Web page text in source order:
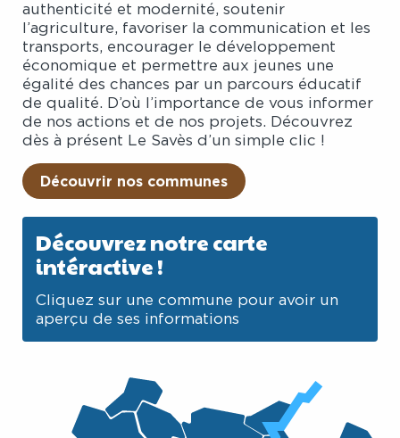
authenticité et modernité, soutenir
l’agriculture, favoriser la communication et les
transports, encourager le développement
économique et permettre aux jeunes une
égalité des chances par un parcours éducatif
de qualité. D’où l’importance de vous informer
de nos actions et de nos projets. Découvrez
dès à présent Le Savès d’un simple clic !
Découvrir nos communes
Découvrez notre carte
intéractive !
Cliquez sur une commune pour avoir un
aperçu de ses informations